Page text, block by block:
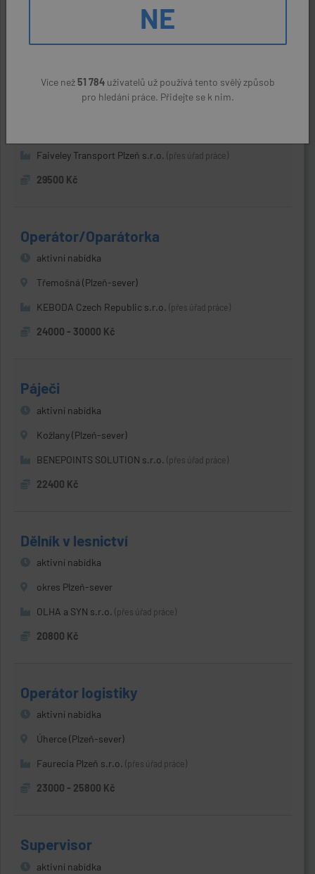
Montér kovových konstrukcí
aktivní nabídka
Faiveley Transport Plzeň s.r.o. (přes úřad práce)
29500 Kč
Operátor/Oparátorka
aktivní nabídka
Třemošná (Plzeň-sever)
KEBODA Czech Republic s.r.o. (přes úřad práce)
24000 - 30000 Kč
Páječi
aktivní nabídka
Kožlany (Plzeň-sever)
BENEPOINTS SOLUTION s.r.o. (přes úřad práce)
22400 Kč
Dělník v lesnictví
aktivní nabídka
okres Plzeň-sever
OLHA a SYN s.r.o. (přes úřad práce)
20800 Kč
Operátor logistiky
aktivní nabídka
Úherce (Plzeň-sever)
Faurecia Plzeň s.r.o. (přes úřad práce)
23000 - 25800 Kč
Supervisor
aktivní nabídka
NE
Více než51 784uživatelů už používá tento svělý způsob
pro hledání práce. Přidejte se k nim.